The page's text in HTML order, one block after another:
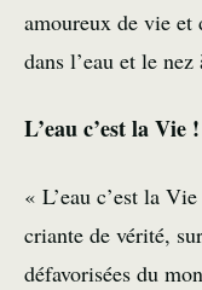
amoureux de vie et
dans l’eau et le
L’eau c’est la Vie !
« L’eau c’est la
criante de vérité,
défavorisées du